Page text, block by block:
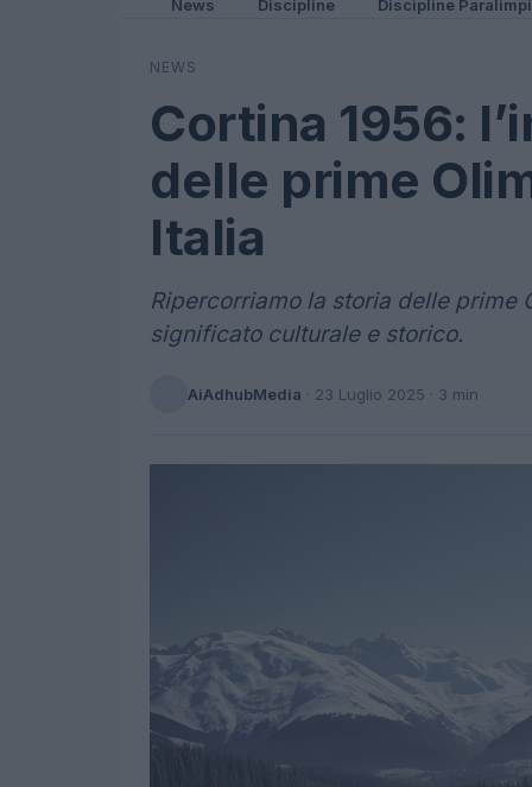
News Discipline Discipline
NEWS
Cortina 1956:
delle prime
Italia
Ripercorriamo la storia delle prime
significato culturale e storico.
AiAdhubMedia · 23 Luglio 2025 · 3 min